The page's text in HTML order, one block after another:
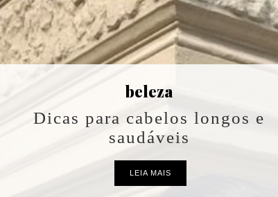
beleza
Dicas para cabelos longos e
saudáveis
LEIA MAIS